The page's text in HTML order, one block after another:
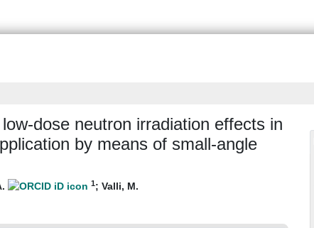
dose neutron irradiation effects in
by means of small-angle
1; Valli, M.